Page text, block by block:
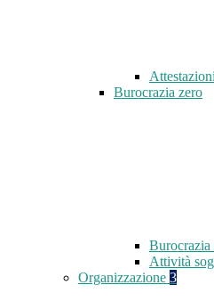
Burocrazia zero
Burocrazia
Attività
Organizzazione 3